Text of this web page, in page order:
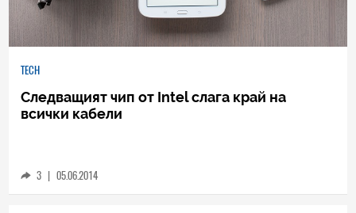
TECH
Следващият чип от Intel слага край на
всички кабели
3 | 05.06.2014